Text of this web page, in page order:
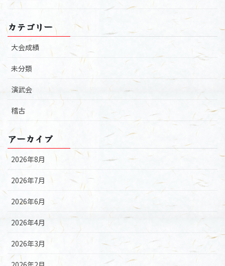
カテゴリー
大会成績
未分類
演武会
稽古
アーカイブ
2026年8月
2026年7月
2026年6月
2026年4月
2026年3月